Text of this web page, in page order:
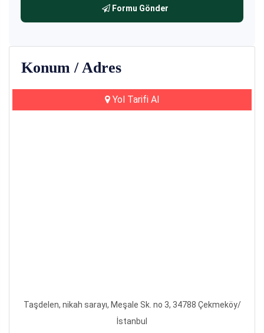
Formu Gönder
Konum / Adres
Yol Tarifi Al
Taşdelen, nikah sarayı, Meşale Sk. no 3, 34788 Çekmeköy/
İstanbul